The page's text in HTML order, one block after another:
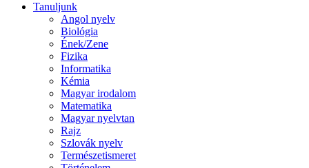
Tanuljunk
Angol nyelv
Biológia
Ének/Zene
Fizika
Informatika
Kémia
Magyar irodalom
Matematika
Magyar nyelvtan
Rajz
Szlovák nyelv
Természetismeret